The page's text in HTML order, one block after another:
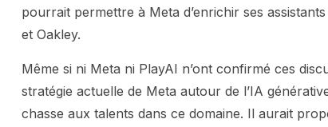
pourrait permettre à Meta d’enrichir ses
et Oakley.
Même si ni Meta ni PlayAI n’ont confirmé ces
stratégie actuelle de Meta autour de l’IA
chasse aux talents dans ce domaine. Il aurait